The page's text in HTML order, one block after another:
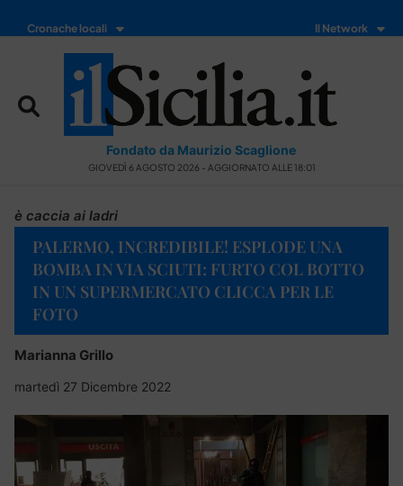
Cronache locali Il Network
Fondato da Maurizio Scaglione
GIOVEDÌ 6 AGOSTO 2026 - AGGIORNATO ALLE 18:01
è caccia ai ladri
PALERMO, INCREDIBILE! ESPLODE UNA
BOMBA IN VIA SCIUTI: FURTO COL BOTTO
IN UN SUPERMERCATO CLICCA PER LE
FOTO
Marianna Grillo
martedì 27 Dicembre 2022